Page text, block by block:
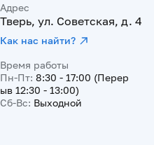
Адрес
Тверь, ул. Советская, д. 4
Как нас найти?
Время работы
Пн-Пт: 8:30 - 17:00 (Перер
ыв 12:30 - 13:00)
Сб-Вс: Выходной